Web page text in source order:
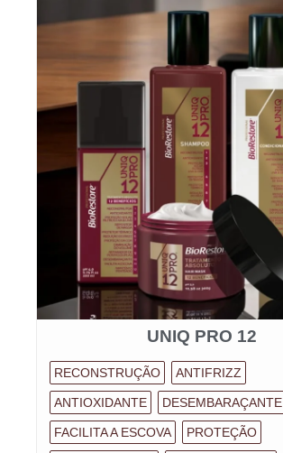
UNIQ PRO 12
RECONSTRUÇÃO ANTIFRIZZ
ANTIOXIDANTE DESEMBARAÇANTE
FACILITA A ESCOVA PROTEÇÃO